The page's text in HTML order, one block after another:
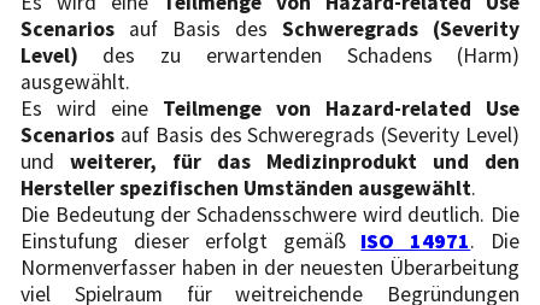
Scenarios auf Basis desSchweregrads (Severity
Level) des zu erwartenden Schadens (Harm)
ausgewählt.
Es wird eineTeilmenge von Hazard-related Use
Scenariosauf Basis des Schweregrads (Severity Level)
und weiterer, für das Medizinprodukt und den
Hersteller spezifischen Umständen ausgewählt.
Die Bedeutung der Schadensschwere wird deutlich. Die
Einstufung dieser erfolgt gemäß ISO 14971. Die
Normenverfasser haben in der neuesten Überarbeitung
viel Spielraum für weitreichende Begründungen